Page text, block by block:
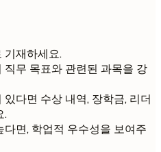
기재하세요.
무 목표와 관련된 과목을 강
다면 수상 내역, 장학금, 리더
.
면, 학업적 우수성을 보여주